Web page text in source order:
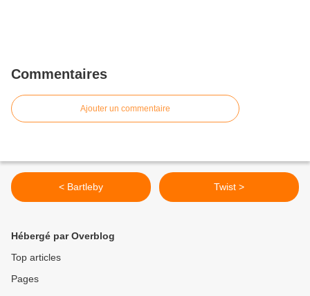
Commentaires
Ajouter un commentaire
< Bartleby Twist >
Hébergé par Overblog
Top articles
Pages